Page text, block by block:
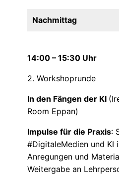
Nachmittag
14:00 – 15:30 Uhr
2. Workshoprunde
In den Fängen der KI
Room Eppan)
Impulse für die Praxis:
#DigitaleMedien und KI
Anregungen und
Weitergabe an